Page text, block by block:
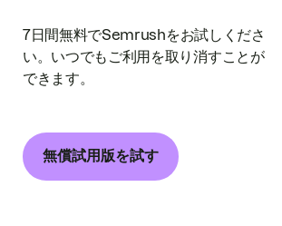
7日間無料でSemrushをお試しくださ
い。いつでもご利用を取り消すことが
できます。
無償試用版を試す